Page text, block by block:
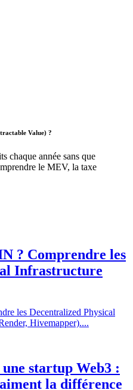
Value) ?
chaque année sans que
le MEV, la taxe
? Comprendre les
Infrastructure
les Decentralized Physical
Hivemapper)....
startup Web3 :
la différence